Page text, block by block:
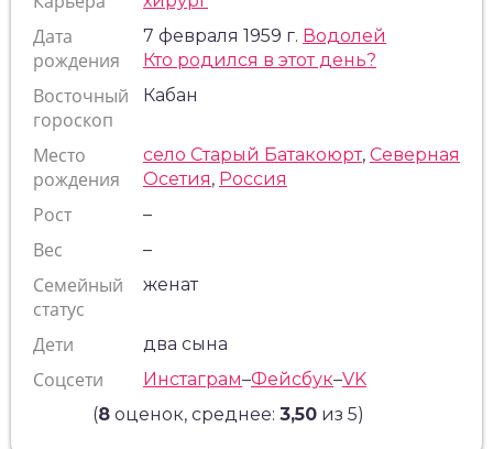
Дата
рождения
7 февраля 1959 г. Водолей
Кто родился в этот день?
Восточный
гороскоп
Кабан
Место
рождения
село Старый Батакоюрт, Северная
Осетия, Россия
Рост –
Вес –
Семейный
статус
женат
Дети два сына
Соцсети Инстаграм–Фейсбук–VK
(8 оценок, среднее: 3,50 из 5)